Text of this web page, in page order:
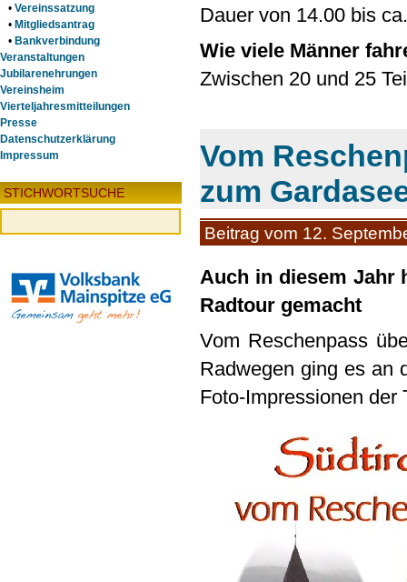
Dauer von 14.00 bis
Wie viele Männer
Zwischen 20 und 25
Vom
zum
Beitrag vom 12.
Auch in diesem Jahr
Radtour gemacht
Vom Reschenpass
Radwegen ging es an
Foto-Impressionen der
• Vereinssatzung
• Mitgliedsantrag
• Bankverbindung
Veranstaltungen
Jubilarenehrungen
Vereinsheim
Vierteljahresmitteilungen
Presse
Datenschutzerklärung
Impressum
STICHWORTSUCHE